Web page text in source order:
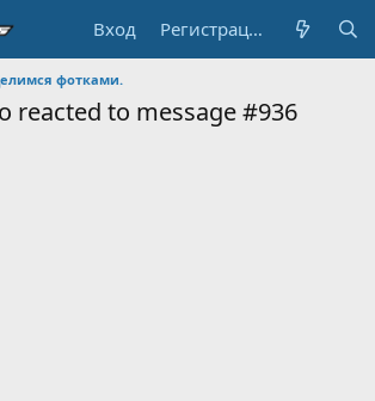
Вход Регистрация
фотками.
reacted to message #936